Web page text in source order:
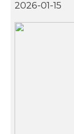
2026-01-15